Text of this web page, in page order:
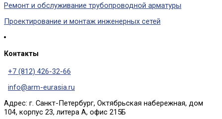
Ремонт и обслуживание трубопроводной арматуры
Проектирование и монтаж инженерных сетей
Контакты
+7 (812) 426-32-66
info@arm-eurasia.ru
Адрес: г. Санкт-Петербург, Октябрьская набережная, дом
104, корпус 23, литера А, офис 215Б